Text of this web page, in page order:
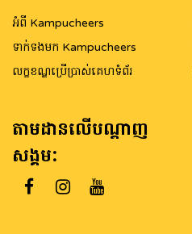
អំពី Kampucheers
ទាក់ទងមក Kampucheers
លក្ខខណ្ឌប្រើប្រាស់គេហទំព័រ
តាមដានលើបណ្តាញ
សង្គម: